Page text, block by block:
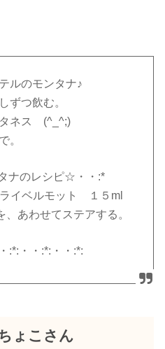
ルのモンタナ♪
ずつ飲む。
ネス (^_^;)
。
ナのレシピ☆・・:*
イベルモット １５ml
あわせてステアする。
:*:・・:*:・・:*:
ょこさん